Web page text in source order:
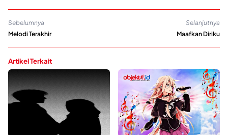
Sebelumnya
Melodi Terakhir
Selanjutnya
Maafkan Diriku
Artikel Terkait